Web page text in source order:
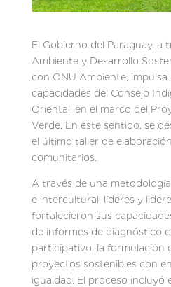
El Gobierno del Paraguay, a
Ambiente y Desarrollo
con ONU Ambiente,
capacidades del Consejo
Oriental, en el marco del
Verde. En este sentido, se
el último taller de
comunitarios.
A través de una
e intercultural, líderes y
fortalecieron sus
de informes de diagnóstico
participativo, la formulación
proyectos sostenibles con
igualdad. El proceso incluyó